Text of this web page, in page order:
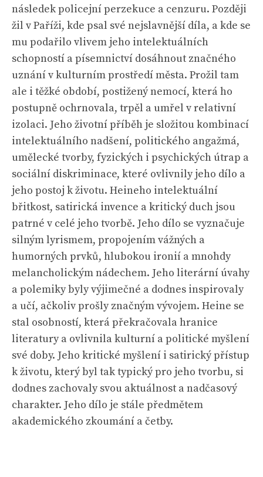
následek policejní perzekuce a cenzuru. Později
žil v Paříži, kde psal své nejslavnější díla, a kde se
mu podařilo vlivem jeho intelektuálních
schopností a písemnictví dosáhnout značného
uznání v kulturním prostředí města. Prožil tam
ale i těžké období, postižený nemocí, která ho
postupně ochrnovala, trpěl a umřel v relativní
izolaci. Jeho životní příběh je složitou kombinací
intelektuálního nadšení, politického angažmá,
umělecké tvorby, fyzických i psychických útrap a
sociální diskriminace, které ovlivnily jeho dílo a
jeho postoj k životu. Heineho intelektuální
břitkost, satirická invence a kritický duch jsou
patrné v celé jeho tvorbě. Jeho dílo se vyznačuje
silným lyrismem, propojením vážných a
humorných prvků, hlubokou ironií a mnohdy
melancholickým nádechem. Jeho literární úvahy
a polemiky byly výjimečné a dodnes inspirovaly
a učí, ačkoliv prošly značným vývojem. Heine se
stal osobností, která překračovala hranice
literatury a ovlivnila kulturní a politické myšlení
své doby. Jeho kritické myšlení i satirický přístup
k životu, který byl tak typický pro jeho tvorbu, si
dodnes zachovaly svou aktuálnost a nadčasový
charakter. Jeho dílo je stále předmětem
akademického zkoumání a četby.